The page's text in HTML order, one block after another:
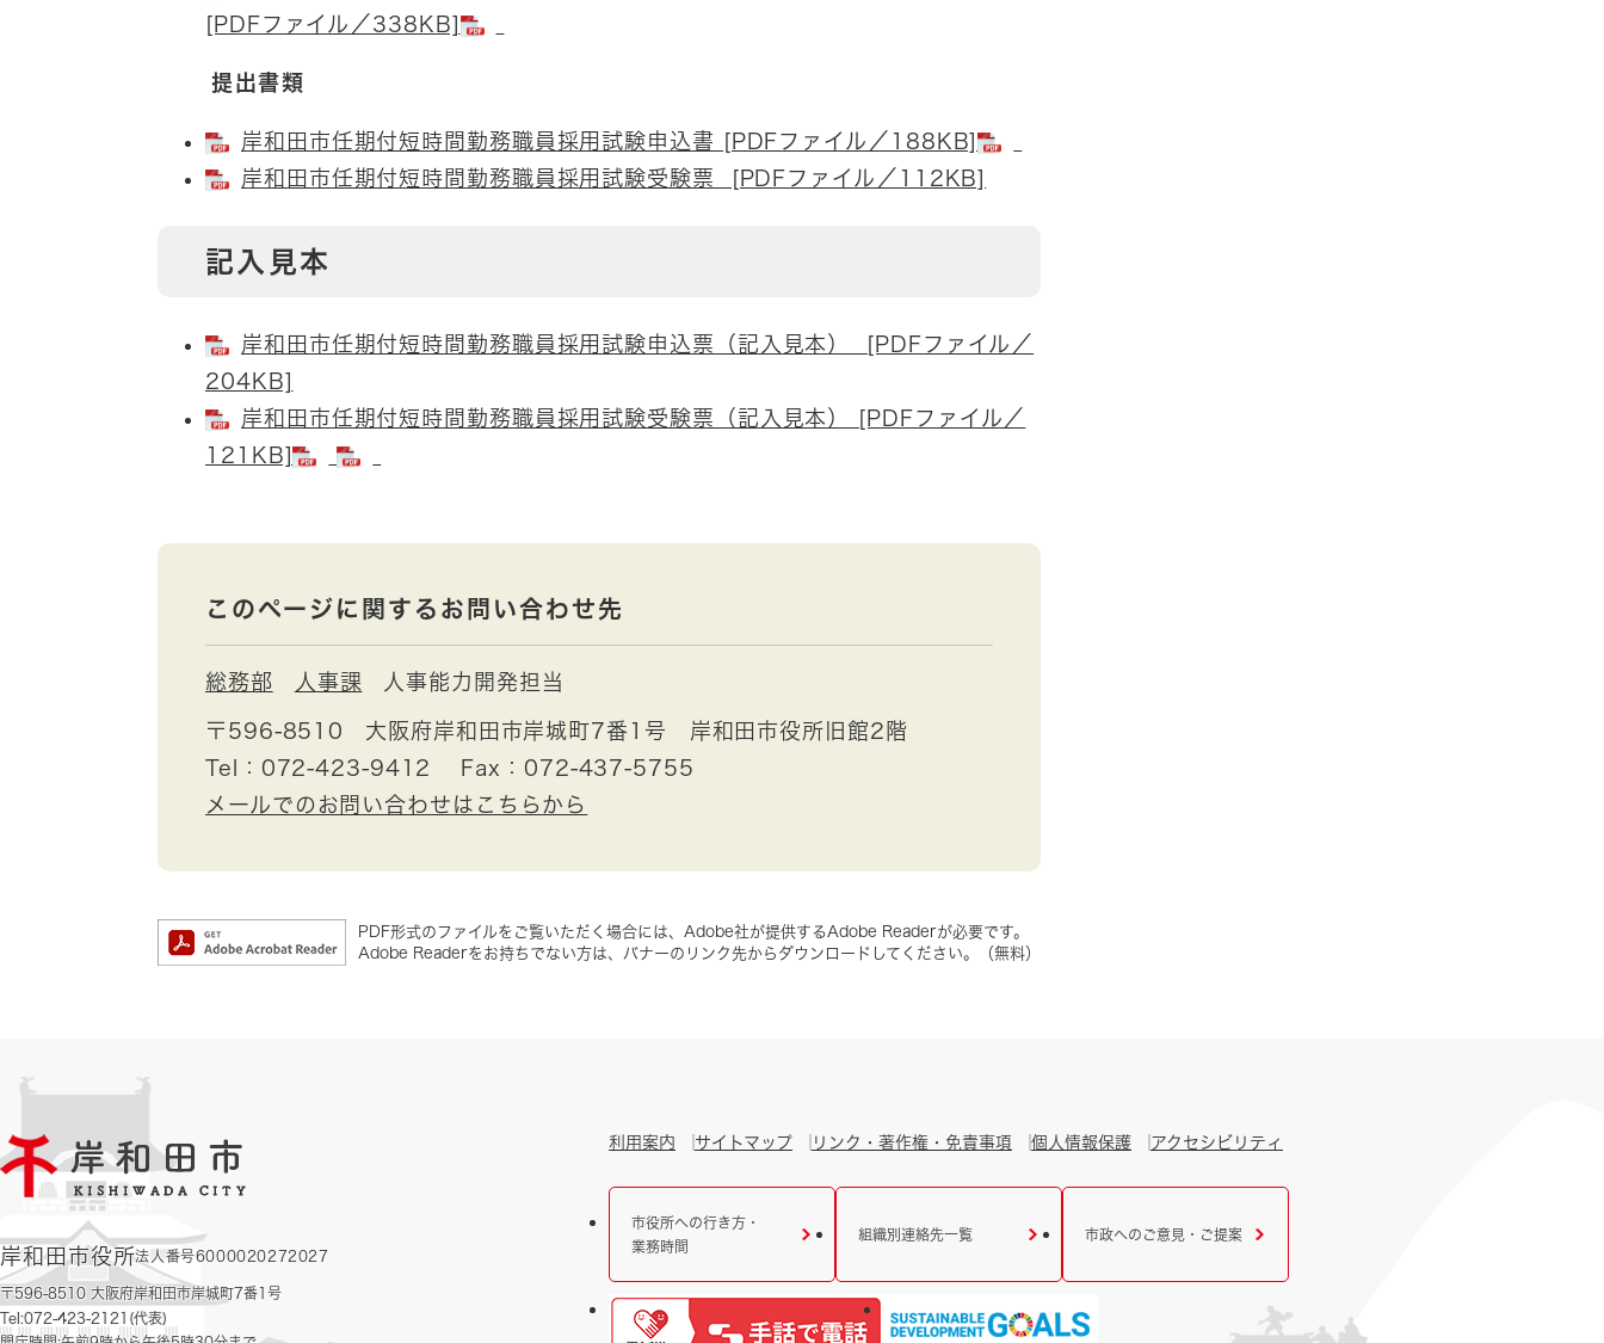
[PDFファイル／338KB]
提出書類
岸和田市任期付短時間勤務職員採用試験申込書 [PDFファイル／188KB]
岸和田市任期付短時間勤務職員採用試験受験票 [PDFファイル／112KB]
記入見本
岸和田市任期付短時間勤務職員採用試験申込票（記入見本） [PDFファイル／
204KB]
岸和田市任期付短時間勤務職員採用試験受験票（記入見本） [PDFファイル／
121KB]
このページに関するお問い合わせ先
総務部 人事課 人事能力開発担当
〒596-8510
大阪府岸和田市岸城町7番1号 岸和田市役所旧館2階
Tel：072-423-9412
Fax：072-437-5755
メールでのお問い合わせはこちらから
PDF形式のファイルをご覧いただく場合には、Adobe社が提供するAdobe Readerが必要です。
Adobe Readerをお持ちでない方は、バナーのリンク先からダウンロードしてください。（無料）
岸和田市役所法人番号6000020272027
〒596-8510 大阪府岸和田市岸城町7番1号
Tel:072-423-2121(代表)
利用案内 サイトマップ リンク・著作権・免責事項 個人情報保護 アクセシビリティ
市役所への行き方・
業務時間
組織別連絡先一覧 市政へのご意見・ご提案